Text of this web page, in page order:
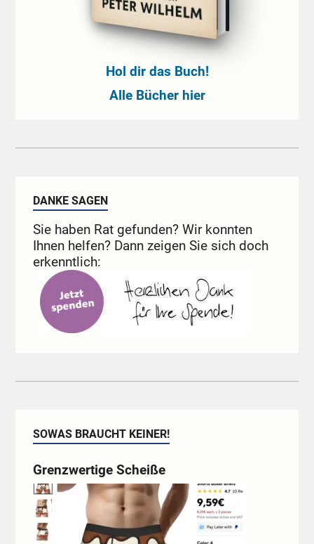
Hol dir das Buch!
Alle Bücher hier
DANKE SAGEN
Sie haben Rat gefunden? Wir konnten
Ihnen helfen? Dann zeigen Sie sich doch
erkenntlich:
SOWAS BRAUCHT KEINER!
Grenzwertige Scheiße